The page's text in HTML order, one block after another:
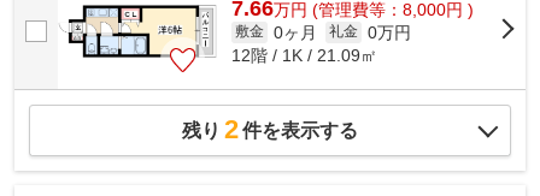
7.66万円 (管理費等：8,000円 )
敷金 0ヶ月 礼金 0万円
12階 / 1K / 21.09㎡
残り 2件を表示する